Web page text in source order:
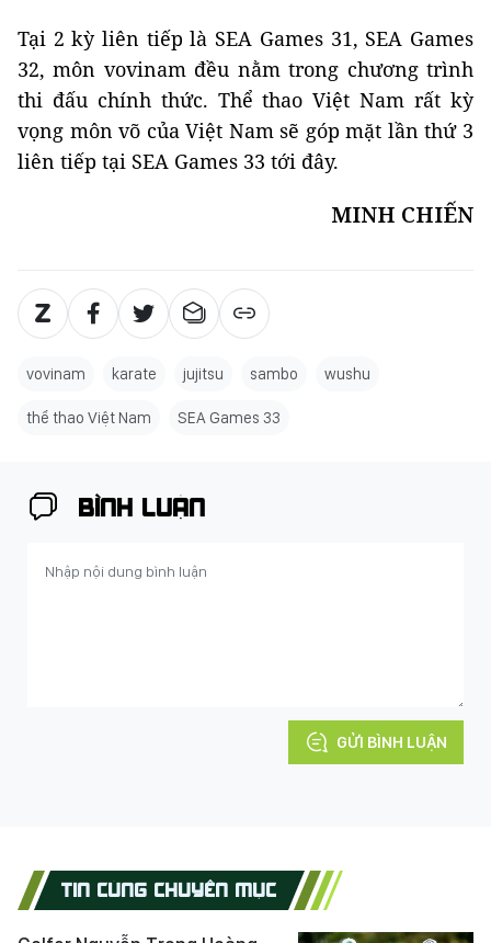
Tại 2 kỳ liên tiếp là SEA Games 31, SEA Games
32, môn vovinam đều nằm trong chương trình
thi đấu chính thức. Thể thao Việt Nam rất kỳ
vọng môn võ của Việt Nam sẽ góp mặt lần thứ 3
liên tiếp tại SEA Games 33 tới đây.
MINH CHIẾN
vovinam karate jujitsu sambo wushu
thể thao Việt Nam SEA Games 33
BÌNH LUẬN
GỬI BÌNH LUẬN
TIN CÙNG CHUYÊN MỤC